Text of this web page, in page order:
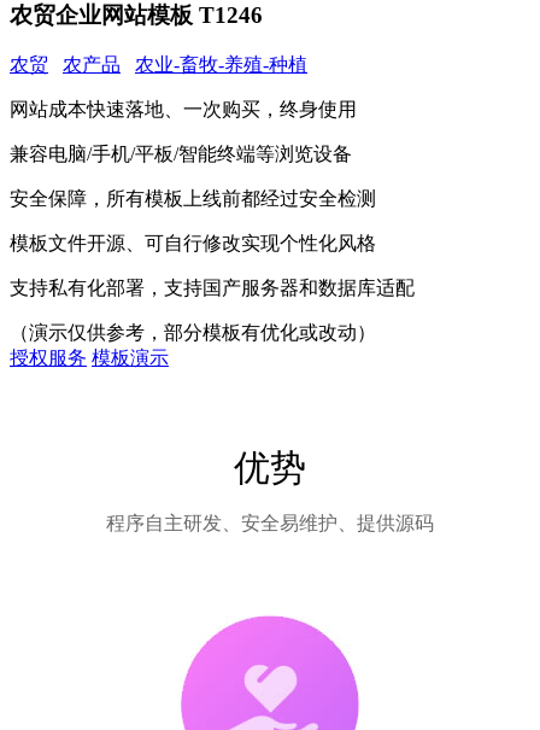
农贸企业网站模板 T1246
农贸 农产品 农业-畜牧-养殖-种植
网站成本快速落地、一次购买，终身使用
兼容电脑/手机/平板/智能终端等浏览设备
安全保障，所有模板上线前都经过安全检测
模板文件开源、可自行修改实现个性化风格
支持私有化部署，支持国产服务器和数据库适配
（演示仅供参考，部分模板有优化或改动）
授权服务 模板演示
优势
程序自主研发、安全易维护、提供源码